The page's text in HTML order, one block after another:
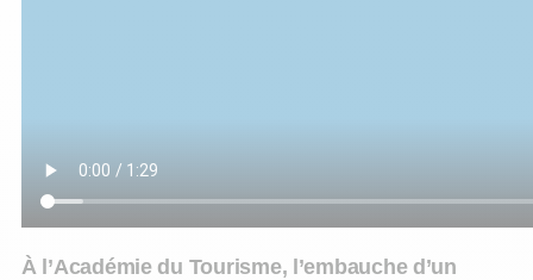
À l’Académie du Tourisme, l’embauche d’un